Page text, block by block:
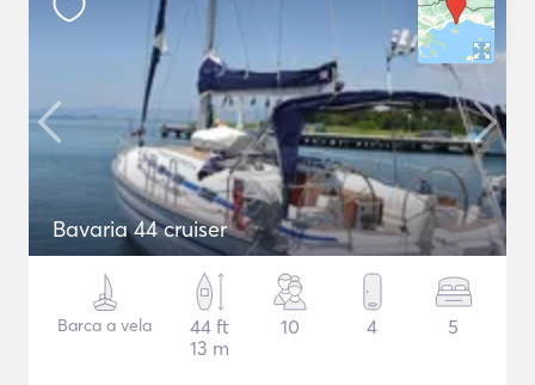
Bavaria 44 cruiser
Barca a vela
44 ft
13 m
10 4 5